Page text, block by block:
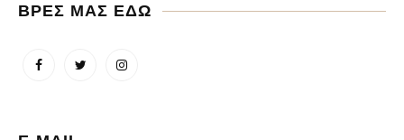
ΒΡΕΣ ΜΑΣ ΕΔΩ